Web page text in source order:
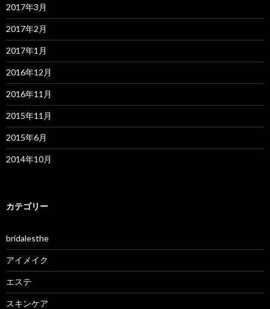
2017年3月
2017年2月
2017年1月
2016年12月
2016年11月
2015年11月
2015年6月
2014年10月
カテゴリー
bridalesthe
アイメイク
エステ
スキンケア